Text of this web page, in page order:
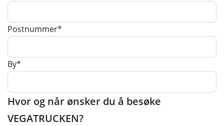
Postnummer*
By*
Hvor og når ønsker du å besøke
VEGATRUCKEN?